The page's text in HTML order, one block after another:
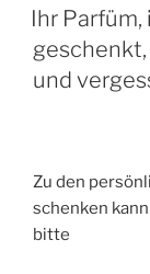
AM
Ihr
und
Zu den
schenken
bitte